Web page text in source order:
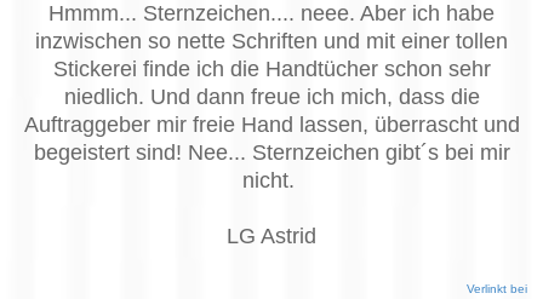
Hmmm... Sternzeichen.... neee. Aber ich habe
inzwischen so nette Schriften und mit einer tollen
Stickerei finde ich die Handtücher schon sehr
niedlich. Und dann freue ich mich, dass die
Auftraggeber mir freie Hand lassen, überrascht und
begeistert sind! Nee... Sternzeichen gibt´s bei mir
nicht.
LG Astrid
Verlinkt bei